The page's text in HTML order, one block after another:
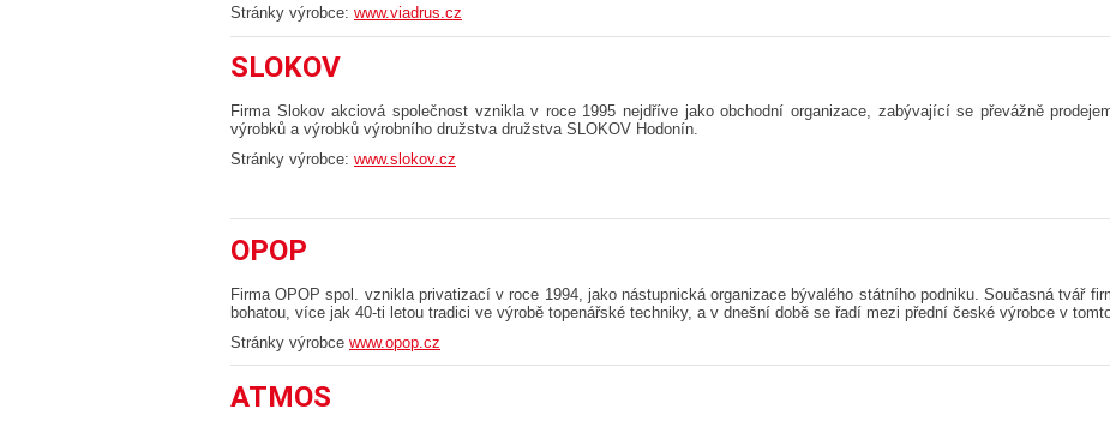
Stránky výrobce: www.viadrus.cz
SLOKOV
Firma Slokov akciová společnost vznikla v roce 1995 nejdříve jako obchodní organizace, zabývající se převážně
výrobků a výrobků výrobního družstva družstva SLOKOV Hodonín.
Stránky výrobce: www.slokov.cz
OPOP
Firma OPOP spol. vznikla privatizací v roce 1994, jako nástupnická organizace bývalého státního podniku. Současná tvář
bohatou, více jak 40-ti letou tradici ve výrobě topenářské techniky, a v dnešní době se řadí mezi přední české výrobce v
Stránky výrobce www.opop.cz
ATMOS